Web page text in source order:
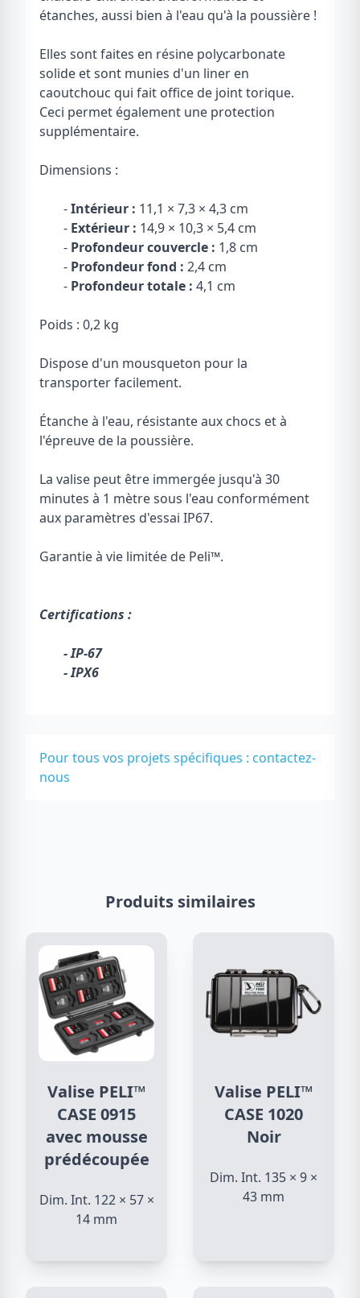
étanches, aussi bien à l'eau qu'à la poussière !
Elles sont faites en résine polycarbonate
solide et sont munies d'un liner en
caoutchouc qui fait office de joint torique.
Ceci permet également une protection
supplémentaire.
Dimensions :
-Intérieur : 11,1 × 7,3 × 4,3 cm
- Extérieur : 14,9 × 10,3 × 5,4 cm
- Profondeur couvercle : 1,8 cm
- Profondeur fond : 2,4 cm
- Profondeur totale : 4,1 cm
Poids : 0,2 kg
Dispose d'un mousqueton pour la
transporter facilement.
Étanche à l'eau, résistante aux chocs et à
l'épreuve de la poussière.
La valise peut être immergée jusqu'à 30
minutes à 1 mètre sous l'eau conformément
aux paramètres d'essai IP67.
Garantie à vie limitée de Peli™.
Certifications :
- IP-67
- IPX6
Pour tous vos projets spécifiques : contactez-
nous
Produits similaires
Valise PELI™
CASE 0915
avec mousse
prédécoupée
Dim. Int. 122 × 57 ×
14 mm
Valise PELI™
CASE 1020
Noir
Dim. Int. 135 × 9 ×
43 mm